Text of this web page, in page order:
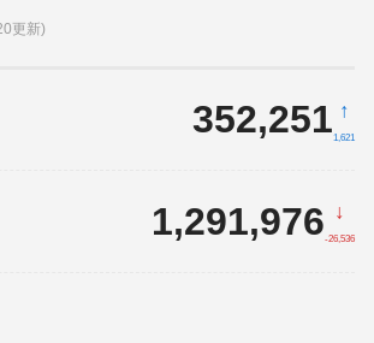
更新)
352,251 ↑
1,621
1,291,976 ↓
-26,536